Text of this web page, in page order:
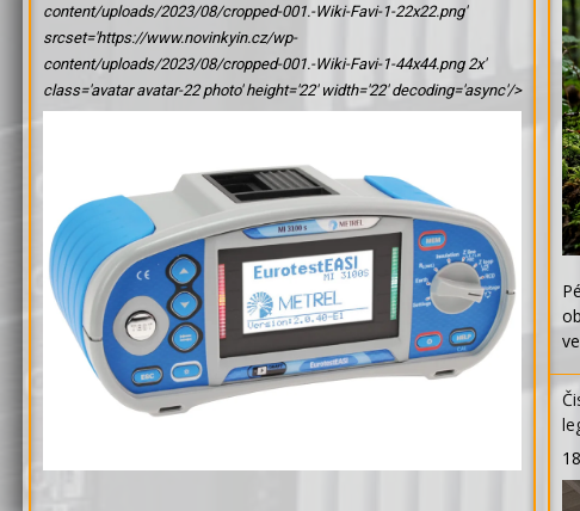
content/uploads/2023/08/cropped-001.-Wiki-Favi-1-22x22.png'
srcset='https://www.novinkyin.cz/wp-
content/uploads/2023/08/cropped-001.-Wiki-Favi-1-44x44.png 2x'
class='avatar avatar-22 photo' height='22' width='22' decoding='async'/>